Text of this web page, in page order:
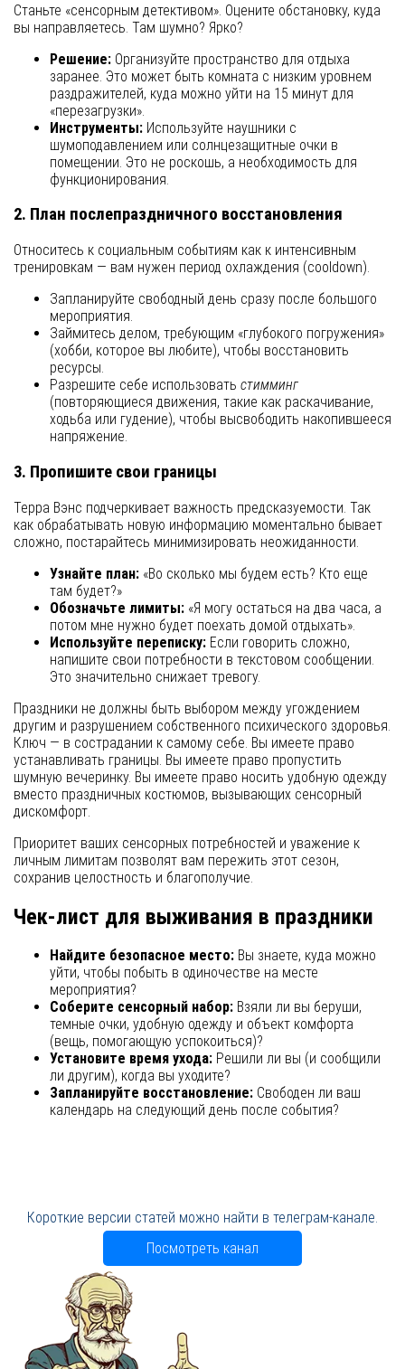
Станьте «сенсорным детективом». Оцените обстановку, куда
вы направляетесь. Там шумно? Ярко?
Решение: Организуйте пространство для отдыха
заранее. Это может быть комната с низким уровнем
раздражителей, куда можно уйти на 15 минут для
«перезагрузки».
Инструменты: Используйте наушники с
шумоподавлением или солнцезащитные очки в
помещении. Это не роскошь, а необходимость для
функционирования.
2. План послепраздничного восстановления
Относитесь к социальным событиям как к интенсивным
тренировкам — вам нужен период охлаждения (cooldown).
Запланируйте свободный день сразу после большого
мероприятия.
Займитесь делом, требующим «глубокого погружения»
(хобби, которое вы любите), чтобы восстановить
ресурсы.
Разрешите себе использовать стимминг
(повторяющиеся движения, такие как раскачивание,
ходьба или гудение), чтобы высвободить накопившееся
напряжение.
3. Пропишите свои границы
Терра Вэнс подчеркивает важность предсказуемости. Так
как обрабатывать новую информацию моментально бывает
сложно, постарайтесь минимизировать неожиданности.
Узнайте план: «Во сколько мы будем есть? Кто еще
там будет?»
Обозначьте лимиты: «Я могу остаться на два часа, а
потом мне нужно будет поехать домой отдыхать».
Используйте переписку: Если говорить сложно,
напишите свои потребности в текстовом сообщении.
Это значительно снижает тревогу.
Праздники не должны быть выбором между угождением
другим и разрушением собственного психического здоровья.
Ключ — в сострадании к самому себе. Вы имеете право
устанавливать границы. Вы имеете право пропустить
шумную вечеринку. Вы имеете право носить удобную одежду
вместо праздничных костюмов, вызывающих сенсорный
дискомфорт.
Приоритет ваших сенсорных потребностей и уважение к
личным лимитам позволят вам пережить этот сезон,
сохранив целостность и благополучие.
Чек-лист для выживания в праздники
Найдите безопасное место: Вы знаете, куда можно
уйти, чтобы побыть в одиночестве на месте
мероприятия?
Соберите сенсорный набор: Взяли ли вы беруши,
темные очки, удобную одежду и объект комфорта
(вещь, помогающую успокоиться)?
Установите время ухода: Решили ли вы (и сообщили
ли другим), когда вы уходите?
Запланируйте восстановление: Свободен ли ваш
календарь на следующий день после события?
Короткие версии статей можно найти в телеграм-канале.
Посмотреть канал